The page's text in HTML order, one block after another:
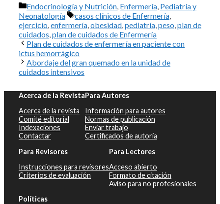
Categorías
Endocrinología y Nutrición Enfermería Pediatría y
Neonatología
Etiquetas
casos clínicos de Enfermería
ejercicio enfermería obesidad pediatría peso plan de
cuidados plan de cuidados de Enfermería
Plan de cuidados de enfermería en paciente con
ictus hemorrágico
Abordaje del gran quemado en la unidad de
cuidados intensivos
Acerca de la Revista
Acerca de la revista
Comité editorial
Indexaciones
Contactar
Para Autores
Información para autores
Normas de publicación
Enviar trabajo
Certificados de autoría
Para Revisores
Instrucciones para revisores
Criterios de evaluación
Para Lectores
Acceso abierto
Formato de citación
Aviso para no profesionales
Políticas